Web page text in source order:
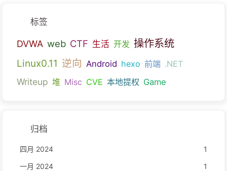
标签
DVWA web CTF 生活 开发 操作系统
Linux0.11 逆向 Android hexo 前端 .NET
Writeup 堆 Misc CVE 本地提权 Game
归档
四月 2024
1
一月 2024
1